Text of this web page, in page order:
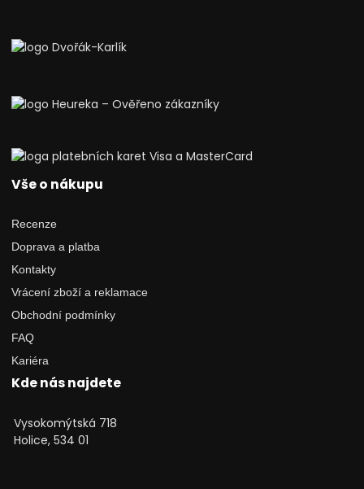
Vše o nákupu
Recenze
Doprava a platba
Kontakty
Vrácení zboží a reklamace
Obchodní podmínky
FAQ
Kariéra
Kde nás najdete
Vysokomýtská 718
Holice, 534 01